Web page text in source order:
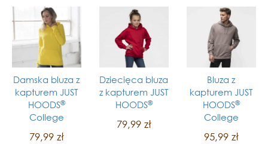
Damska bluza z
kapturem JUST
HOODS®
College
79,99 zł
Dziecięca bluza
z kapturem JUST
HOODS®
79,99 zł
Bluza z
kapturem JUST
HOODS®
College
95,99 zł